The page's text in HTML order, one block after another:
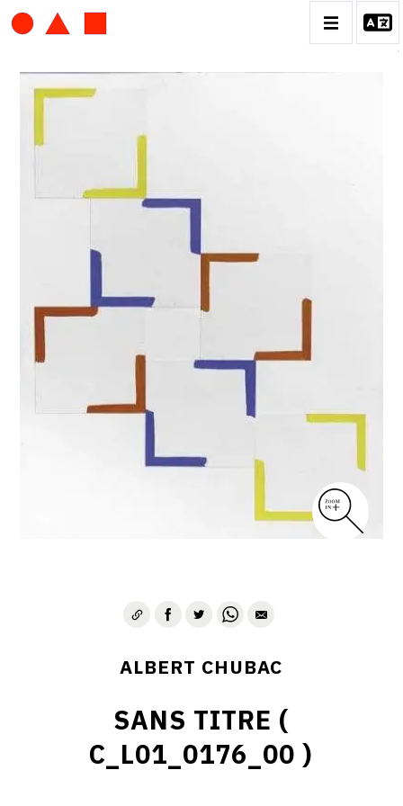
BIOGRAPHIE
CATALOGUE DES OEUVRES
ALBERT CHUBAC
SANS TITRE (
C_L01_0176_00 )